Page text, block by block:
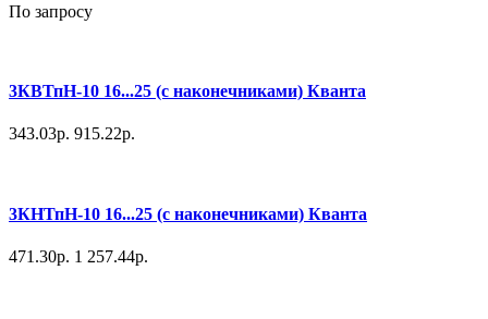
По запросу
3КВТпН-10 16...25 (с наконечниками) Кванта
343.03р. 915.22р.
3КНТпН-10 16...25 (с наконечниками) Кванта
471.30р. 1 257.44р.